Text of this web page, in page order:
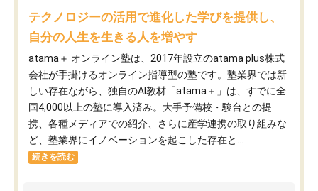
テクノロジーの活用で進化した学びを提供し、
自分の人生を生きる人を増やす
atama＋ オンライン塾は、2017年設立のatama plus株式
会社が手掛けるオンライン指導型の塾です。塾業界では新
しい存在ながら、独自のAI教材「atama＋」は、すでに全
国4,000以上の塾に導入済み。大手予備校・駿台との提
携、各種メディアでの紹介、さらに産学連携の取り組みな
ど、塾業界にイノベーションを起こした存在と...
続きを読む